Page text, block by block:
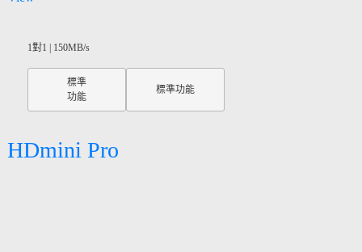
1對1 | 150MB/s
標準
功能
標準功能
HDmini Pro